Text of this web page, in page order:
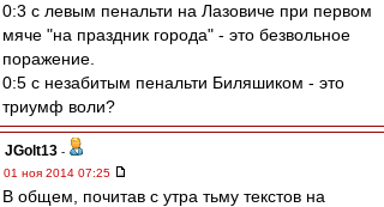
0:3 с левым пенальти на Лазовиче при первом
мяче "на праздник города" - это безвольное
поражение.
0:5 с незабитым пенальти Биляшиком - это
триумф воли?
JGolt13 -
01 ноя 2014 07:25
В общем, почитав с утра тьму текстов на